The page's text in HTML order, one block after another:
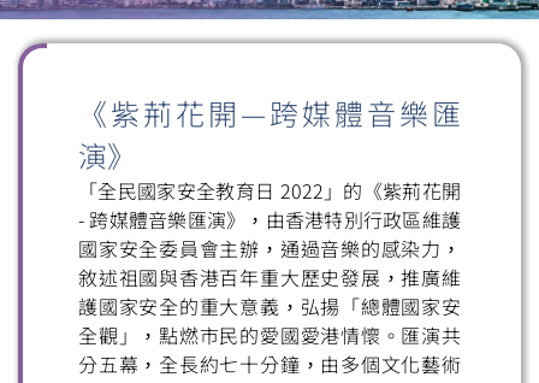
《紫荊花開—跨媒體音樂匯
演》
「全民國家安全教育日 2022」的《紫荊花開
- 跨媒體音樂匯演》，由香港特別行政區維護
國家安全委員會主辦，通過音樂的感染力，
敘述祖國與香港百年重大歷史發展，推廣維
護國家安全的重大意義，弘揚「總體國家安
全觀」，點燃市民的愛國愛港情懷。匯演共
分五幕，全長約七十分鐘，由多個文化藝術